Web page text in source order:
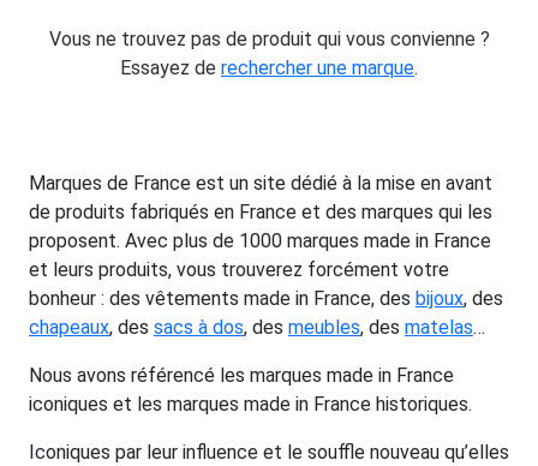
Vous ne trouvez pas de produit qui vous convienne ?
Essayez de rechercher une marque.
Marques de France est un site dédié à la mise en avant
de produits fabriqués en France et des marques qui les
proposent. Avec plus de 1000 marques made in France
et leurs produits, vous trouverez forcément votre
bonheur : des vêtements made in France, des bijoux, des
chapeaux, des sacs à dos, des meubles, des matelas…
Nous avons référencé les marques made in France
iconiques et les marques made in France historiques.
Iconiques par leur influence et le souffle nouveau qu’elles